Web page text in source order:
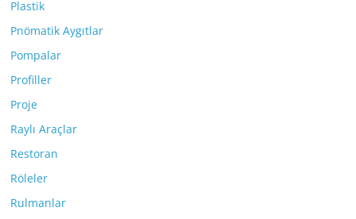
Plastik
Pnömatik Aygıtlar
Pompalar
Profiller
Proje
Raylı Araçlar
Restoran
Röleler
Rulmanlar